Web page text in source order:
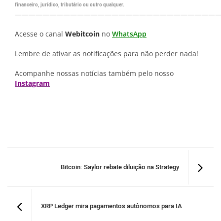
financeiro, jurídico, tributário ou outro qualquer.
Acesse o canal Webitcoin no WhatsApp
Lembre de ativar as notificações para não perder nada!
Acompanhe nossas notícias também pelo nosso
Instagram
Bitcoin: Saylor rebate diluição na Strategy
XRP Ledger mira pagamentos autônomos para IA